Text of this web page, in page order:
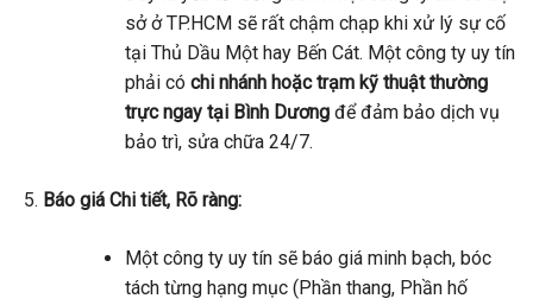
sở ở TP.HCM sẽ rất chậm chạp khi xử lý sự cố
tại Thủ Dầu Một hay Bến Cát. Một công ty uy tín
phải có chi nhánh hoặc trạm kỹ thuật thường
trực ngay tại Bình Dươngđể đảm bảo dịch vụ
bảo trì, sửa chữa 24/7.
Báo giá Chi tiết, Rõ ràng:
Một công ty uy tín sẽ báo giá minh bạch, bóc
tách từng hạng mục (Phần thang, Phần hố